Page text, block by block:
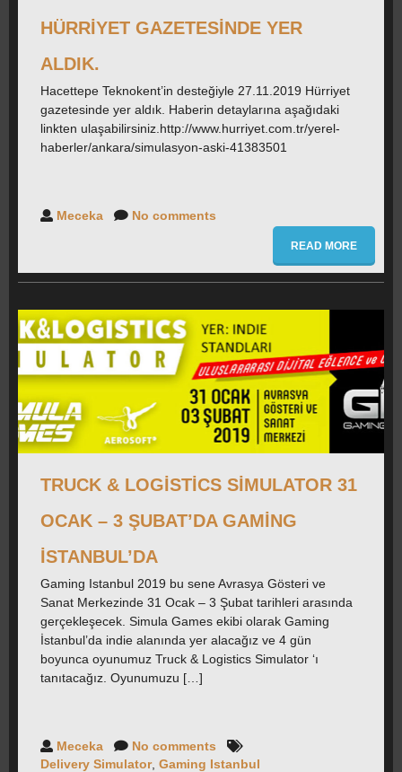
HÜRRIYET GAZETESINDE YER
ALDIK.
Hacettepe Teknokent’in desteğiyle 27.11.2019 Hürriyet
gazetesinde yer aldık. Haberin detaylarına aşağıdaki
linkten ulaşabilirsiniz.http://www.hurriyet.com.tr/yerel-
haberler/ankara/simulasyon-aski-41383501
Meceka No comments
READ MORE
TRUCK & LOGISTICS SIMULATOR 31
OCAK – 3 ŞUBAT’DA GAMING
İSTANBUL’DA
Gaming Istanbul 2019 bu sene Avrasya Gösteri ve
Sanat Merkezinde 31 Ocak – 3 Şubat tarihleri arasında
gerçekleşecek. Simula Games ekibi olarak Gaming
İstanbul’da indie alanında yer alacağız ve 4 gün
boyunca oyunumuz Truck & Logistics Simulator ‘ı
tanıtacağız. Oyunumuzu […]
Meceka
No comments
Delivery Simulator, Gaming Istanbul